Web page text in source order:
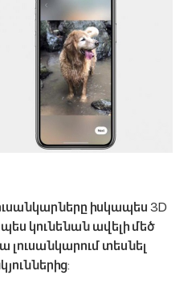
իսկապես 3D
կունենան ավելի մեծ
լուսանկարում տեսնել